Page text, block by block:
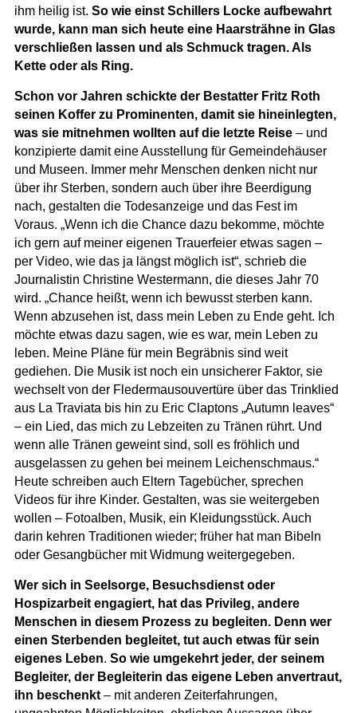
ihm heilig ist. So wie einst Schillers Locke aufbewahrt
wurde, kann man sich heute eine Haarsträhne in Glas
verschließen lassen und als Schmuck tragen. Als
Kette oder als Ring.
Schon vor Jahren schickte der Bestatter Fritz Roth
seinen Koffer zu Prominenten, damit sie hineinlegten,
was sie mitnehmen wollten auf die letzte Reise– und
konzipierte damit eine Ausstellung für Gemeindehäuser
und Museen. Immer mehr Menschen denken nicht nur
über ihr Sterben, sondern auch über ihre Beerdigung
nach, gestalten die Todesanzeige und das Fest im
Voraus. „Wenn ich die Chance dazu bekomme, möchte
ich gern auf meiner eigenen Trauerfeier etwas sagen –
per Video, wie das ja längst möglich ist“, schrieb die
Journalistin Christine Westermann, die dieses Jahr 70
wird. „Chance heißt, wenn ich bewusst sterben kann.
Wenn abzusehen ist, dass mein Leben zu Ende geht. Ich
möchte etwas dazu sagen, wie es war, mein Leben zu
leben. Meine Pläne für mein Begräbnis sind weit
gediehen. Die Musik ist noch ein unsicherer Faktor, sie
wechselt von der Fledermausouvertüre über das Trinklied
aus La Traviata bis hin zu Eric Claptons „Autumn leaves“
– ein Lied, das mich zu Lebzeiten zu Tränen rührt. Und
wenn alle Tränen geweint sind, soll es fröhlich und
ausgelassen zu gehen bei meinem Leichenschmaus.“
Heute schreiben auch Eltern Tagebücher, sprechen
Videos für ihre Kinder. Gestalten, was sie weitergeben
wollen – Fotoalben, Musik, ein Kleidungsstück. Auch
darin kehren Traditionen wieder; früher hat man Bibeln
oder Gesangbücher mit Widmung weitergegeben.
Wer sich in Seelsorge, Besuchsdienst oder
Hospizarbeit engagiert, hat das Privileg, andere
Menschen in diesem Prozess zu begleiten. Denn wer
einen Sterbenden begleitet, tut auch etwas für sein
eigenes Leben. So wie umgekehrt jeder, der seinem
Begleiter, der Begleiterin das eigene Leben anvertraut,
ihn beschenkt– mit anderen Zeiterfahrungen,